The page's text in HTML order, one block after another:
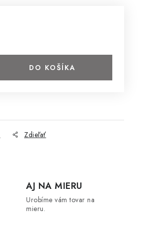
DO KOŠÍKA
Zdieľať
AJ NA MIERU
Urobíme vám tovar na
mieru.